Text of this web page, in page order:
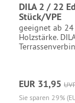
DILA 2 / 22
Stück/VPE
geeignet ab
Holzstärke.
EUR 31,95
Sie sparen 29%